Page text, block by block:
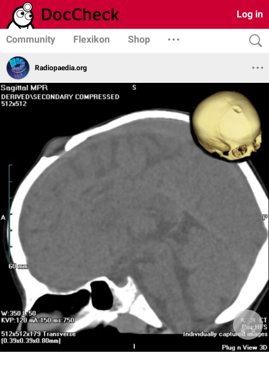
Log in
Community Flexikon Shop
Radiopaedia.org